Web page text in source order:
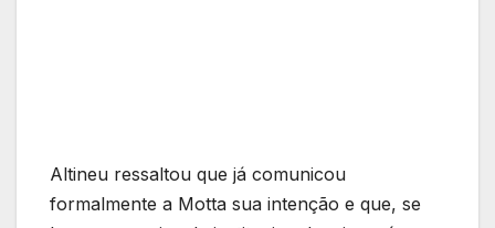
Altineu ressaltou que já comunicou
formalmente a Motta sua intenção e que, se